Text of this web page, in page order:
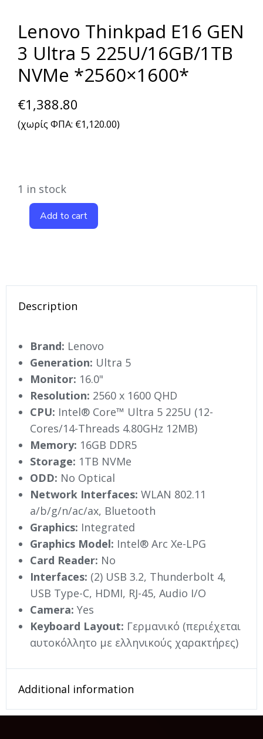
Lenovo Thinkpad E16 GEN
3 Ultra 5 225U/16GB/1TB
NVMe *2560×1600*
€1,388.80
(χωρίς ΦΠΑ: €1,120.00)
1 in stock
Add to cart
Description
Brand: Lenovo
Generation: Ultra 5
Monitor: 16.0"
Resolution: 2560 x 1600 QHD
CPU: Intel® Core™ Ultra 5 225U (12-
Cores/14-Threads 4.80GHz 12MB)
Memory: 16GB DDR5
Storage: 1TB NVMe
ODD: No Optical
Network Interfaces: WLAN 802.11
a/b/g/n/ac/ax, Bluetooth
Graphics: Integrated
Graphics Model: Intel® Arc Xe-LPG
Card Reader: No
Interfaces: (2) USB 3.2, Thunderbolt 4,
USB Type-C, HDMI, RJ-45, Audio I/O
Camera: Yes
Keyboard Layout: Γερμανικό (περιέχεται
αυτοκόλλητο με ελληνικούς χαρακτήρες)
Additional information